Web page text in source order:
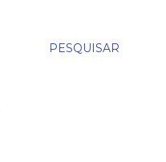
PESQUISAR